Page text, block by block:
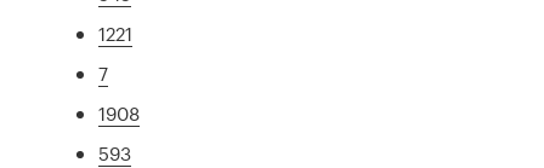
1221
7
1908
593